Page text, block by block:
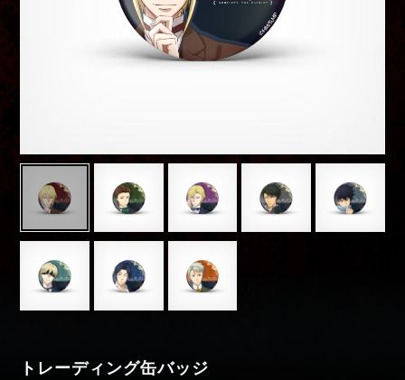
Movies
トレーディング缶バッジ